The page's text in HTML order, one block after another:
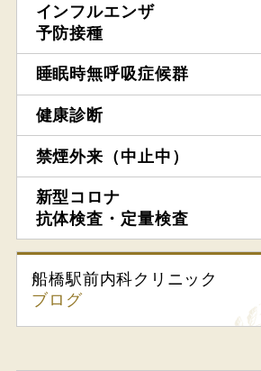
インフルエンザ
予防接種
睡眠時無呼吸症候群
健康診断
禁煙外来（中止中）
新型コロナ
抗体検査・定量検査
船橋駅前内科クリニック
ブログ